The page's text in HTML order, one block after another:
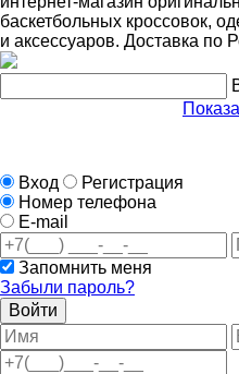
баскетбольных кроссовок,
и аксессуаров. Доставка по
Вход
Регистрация
Номер телефона
E-mail
Запомнить меня
Забыли пароль?
Войти